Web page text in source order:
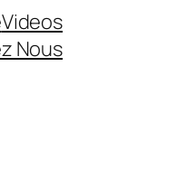
Videos
Nous